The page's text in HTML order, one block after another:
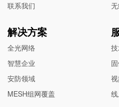
联系我们
解决方案
全光网络
智慧企业
安防领域
MESH组网覆盖